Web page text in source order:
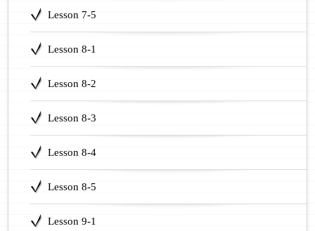
Lesson 7-5
Lesson 8-1
Lesson 8-2
Lesson 8-3
Lesson 8-4
Lesson 8-5
Lesson 9-1